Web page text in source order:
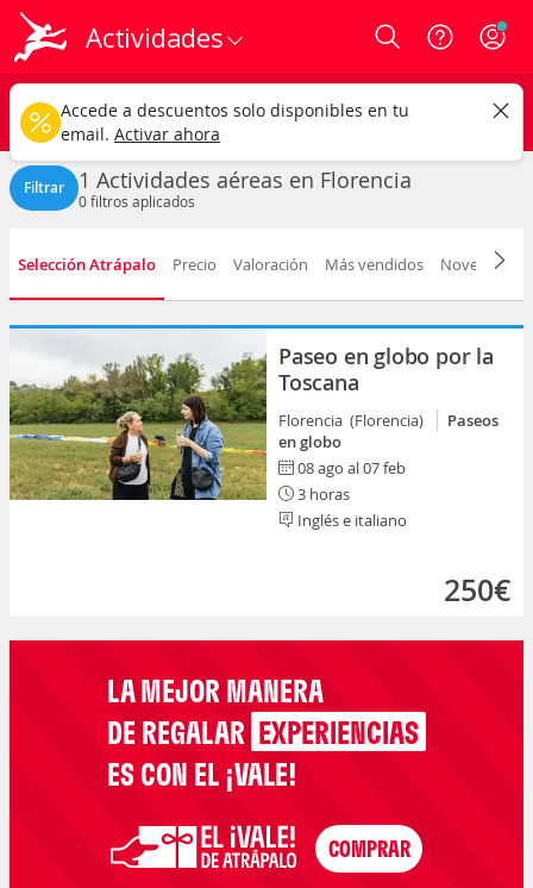
Actividades Login
Florencia ciudad
Actividades aéreas Cualquier fecha
CAMBIAR
Filtrar 1 Actividades aéreas en Florencia
0filtros aplicados
Selección Atrápalo Precio Valoración Más vendidos Novedad
Paseo en globo por la
Toscana
Florencia (Florencia)
Paseos
en globo
08 ago al 07 feb
3 horas
Inglés e italiano
250€
LA MEJOR MANERA
DE REGALAR EXPERIENCIAS
ES CON EL ¡VALE!
Accede a descuentos solo disponibles en tu
email. Activar ahora